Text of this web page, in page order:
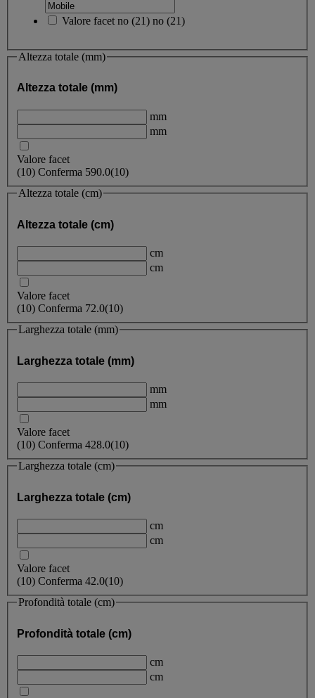
Valore facet no (21) no (21)
Altezza totale (mm)
Altezza totale (mm)
mm
mm
Valore facet
(10) Conferma 590.0(10)
Altezza totale (cm)
Altezza totale (cm)
cm
cm
Valore facet
(10) Conferma 72.0(10)
Larghezza totale (mm)
Larghezza totale (mm)
mm
mm
Valore facet
(10) Conferma 428.0(10)
Larghezza totale (cm)
Larghezza totale (cm)
cm
cm
Valore facet
(10) Conferma 42.0(10)
Profondità totale (cm)
Profondità totale (cm)
cm
cm